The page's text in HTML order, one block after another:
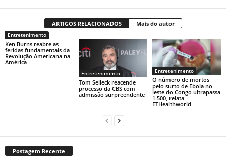
ARTIGOS RELACIONADOS Mais do autor
Entretenimento
Ken Burns reabre as
feridas fundamentais da
Revolução Americana na
América
Entretenimento
Tom Selleck reacende
processo da CBS com
admissão surpreendente
Entretenimento
O número de mortos
pelo surto de Ebola no
leste do Congo ultrapassa
1.500, relata
ETHealthworld
Postagem Recente